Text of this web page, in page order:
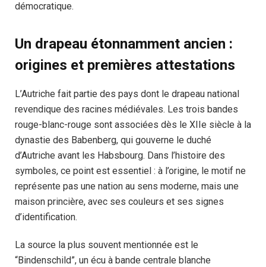
démocratique.
Un drapeau étonnamment ancien :
origines et premières attestations
L’Autriche fait partie des pays dont le drapeau national
revendique des racines médiévales. Les trois bandes
rouge-blanc-rouge sont associées dès le XIIe siècle à la
dynastie des Babenberg, qui gouverne le duché
d’Autriche avant les Habsbourg. Dans l’histoire des
symboles, ce point est essentiel : à l’origine, le motif ne
représente pas une nation au sens moderne, mais une
maison princière, avec ses couleurs et ses signes
d’identification.
La source la plus souvent mentionnée est le
“Bindenschild”, un écu à bande centrale blanche